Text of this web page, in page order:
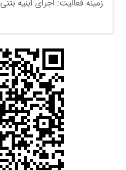
زمینه فعالیت: اجرای ابنیه بتنی